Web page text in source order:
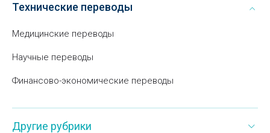
Технические переводы
Медицинские переводы
Научные переводы
Финансово-экономические переводы
Другие рубрики